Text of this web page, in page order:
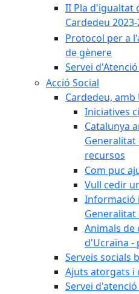
II Pla d'igualtat
Cardedeu
Protocol per a
de gènere
Servei
Acció Social
Cardedeu, amb
Iniciatives
Catalunya
Generalitat
recursos
Com puc
Vull cedir
Informació
Generalitat
Animals de
d'Ucraïna -
Serveis socials
Ajuts atorgats i
Servei